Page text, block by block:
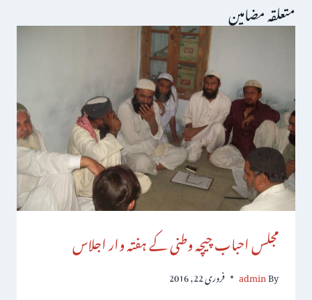
متعلقہ مضامین
مجلس احباب چیچہ وطنی کے ہفتہ وار اجلاس
By
admin فروری 22, 2016